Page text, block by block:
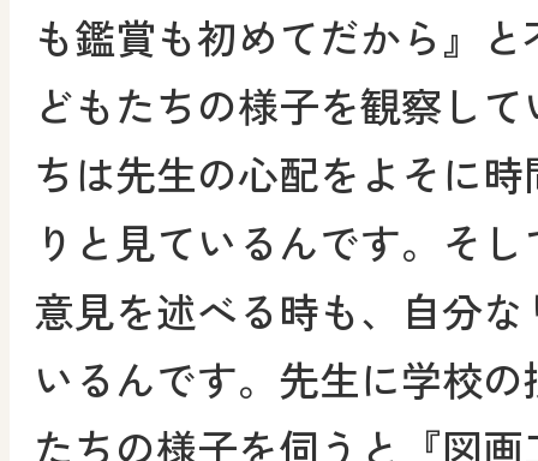
も鑑賞も初めてだから』
どもたちの様子を観察し
ちは先生の心配をよそに
りと見ているんです。そ
意見を述べる時も、自分
いるんです。先生に学校
たちの様子を伺うと『図